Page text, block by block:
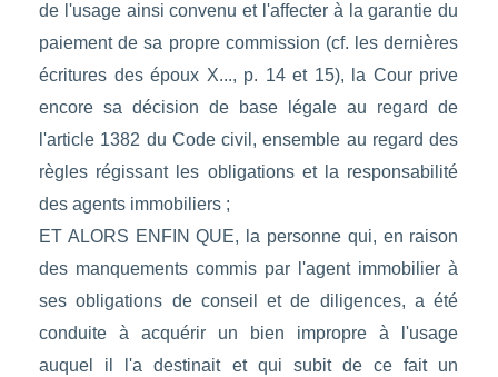
de l'usage ainsi convenu et l'affecter à la garantie du
paiement de sa propre commission (cf. les dernières
écritures des époux X..., p. 14 et 15), la Cour prive
encore sa décision de base légale au regard de
l'article 1382 du Code civil, ensemble au regard des
règles régissant les obligations et la responsabilité
des agents immobiliers ;
ET ALORS ENFIN QUE, la personne qui, en raison
des manquements commis par l'agent immobilier à
ses obligations de conseil et de diligences, a été
conduite à acquérir un bien impropre à l'usage
auquel il l'a destinait et qui subit de ce fait un